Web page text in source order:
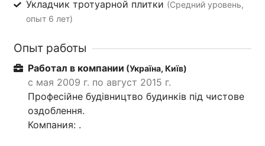
Укладчик тротуарной плитки (Средний уровень,
опыт 6 лет)
Опыт работы
Работал в компании (Україна, Київ)
с мая 2009 г. по август 2015 г.
Професійне будівництво будинків під чистове
оздоблення.
Компания: .